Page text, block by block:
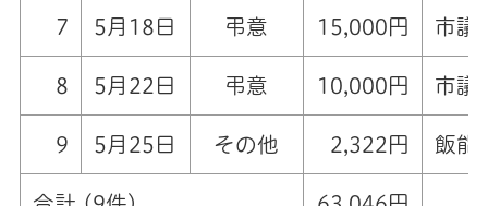
7 5月18日 弔意 15,000円 市議
8 5月22日 弔意 10,000円 市議
9 5月25日 その他 2,322円 飯能